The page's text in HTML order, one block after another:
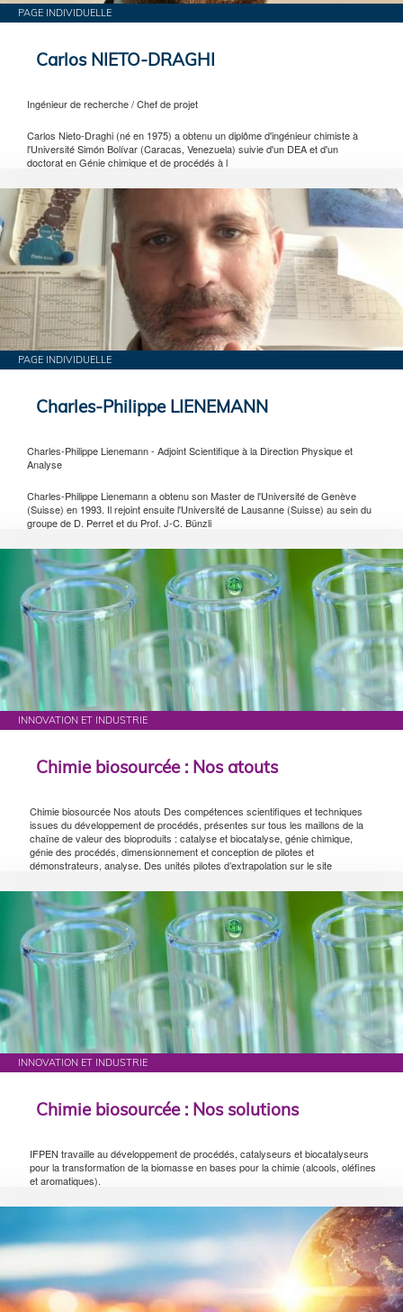
PAGE INDIVIDUELLE
Carlos NIETO-DRAGHI
Ingénieur de recherche / Chef de projet
Carlos Nieto-Draghi (né en 1975) a obtenu un diplôme d'ingénieur chimiste à
l'Université Simón Bolívar (Caracas, Venezuela) suivie d'un DEA et d'un
doctorat en Génie chimique et de procédés à l
PAGE INDIVIDUELLE
Charles-Philippe LIENEMANN
Charles-Philippe Lienemann - Adjoint Scientifique à la Direction Physique et
Analyse
Charles-Philippe Lienemann a obtenu son Master de l'Université de Genève
(Suisse) en 1993. Il rejoint ensuite l'Université de Lausanne (Suisse) au sein du
groupe de D. Perret et du Prof. J-C. Bünzli
INNOVATION ET INDUSTRIE
Chimie biosourcée : Nos atouts
Chimie biosourcée Nos atouts Des compétences scientifiques et techniques
issues du développement de procédés, présentes sur tous les maillons de la
chaîne de valeur des bioproduits : catalyse et biocatalyse, génie chimique,
génie des procédés, dimensionnement et conception de pilotes et
démonstrateurs, analyse. Des unités pilotes d’extrapolation sur le site
INNOVATION ET INDUSTRIE
Chimie biosourcée : Nos solutions
IFPEN travaille au développement de procédés, catalyseurs et biocatalyseurs
pour la transformation de la biomasse en bases pour la chimie (alcools, oléfines
et aromatiques).